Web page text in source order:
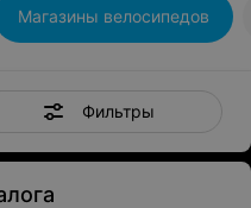
Магазины велосипедов
Фильтры